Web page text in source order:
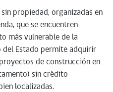
propiedad, organizadas en
que se encuentren
más vulnerable de la
del Estado permite adquirir
de construcción en
sin crédito
localizadas.